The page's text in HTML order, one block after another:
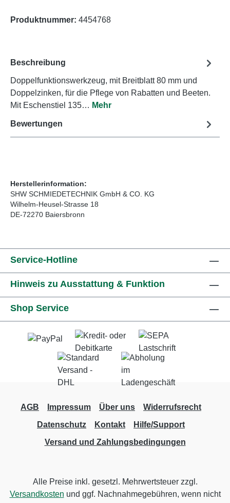
Produktnummer: 4454768
Beschreibung
Doppelfunktionswerkzeug, mit Breitblatt 80 mm und
Doppelzinken, für die Pflege von Rabatten und Beeten.
Mit Eschenstiel 135… Mehr
Bewertungen
Herstellerinformation:
SHW SCHMIEDETECHNIK GmbH & CO. KG
Wilhelm-Heusel-Strasse 18
DE-72270 Baiersbronn
Service-Hotline
Hinweis zu Ausstattung & Funktion
Shop Service
AGB Impressum Über uns
Widerrufsrecht
Datenschutz
Kontakt
Hilfe/Support
Versand und Zahlungsbedingungen
Alle Preise inkl. gesetzl. Mehrwertsteuer zzgl.
Versandkosten und ggf. Nachnahmegebühren, wenn nicht